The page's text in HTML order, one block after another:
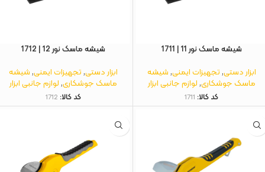
شیشه ماسک نور 11 | 1711
ابزار دستی,تجهیزات ایمنی,شیشه
ماسک جوشکاری,لوازم جانبی ابزار
کد کالا: 1711
شیشه ماسک نور 12 | 1712
ابزار دستی,تجهیزات ایمنی,شیشه
ماسک جوشکاری,لوازم جانبی ابزار
کد کالا: 1712